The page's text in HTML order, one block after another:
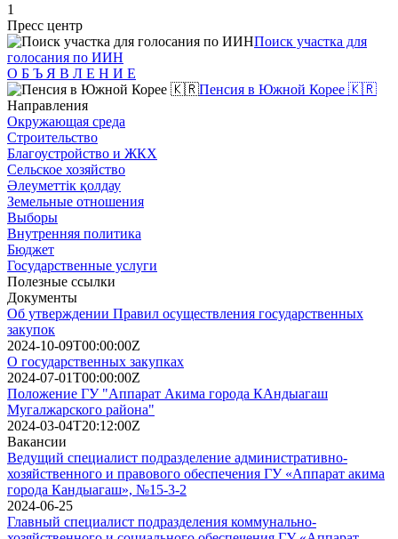
1
Пресс центр
Поиск участка для
голосания по ИИН
О Б Ъ Я В Л Е Н И Е
Пенсия в Южной Корее 🇰🇷
Направления
Окружающая среда
Строительство
Благоустройство и ЖКХ
Сельское хозяйство
Әлеуметтік қолдау
Земельные отношения
Выборы
Внутренняя политика
Бюджет
Государственные услуги
Полезные ссылки
Документы
Об утверждении Правил осуществления государственных
закупок
2024-10-09T00:00:00Z
О государственных закупках
2024-07-01T00:00:00Z
Положение ГУ "Аппарат Акима города КАндыагаш
Мугалжарского района"
2024-03-04T20:12:00Z
Вакансии
Ведущий специалист подразделение административно-
хозяйственного и правового обеспечения ГУ «Аппарат акима
города Кандыагаш», №15-3-2
2024-06-25
Главный специалист подразделения коммунально-